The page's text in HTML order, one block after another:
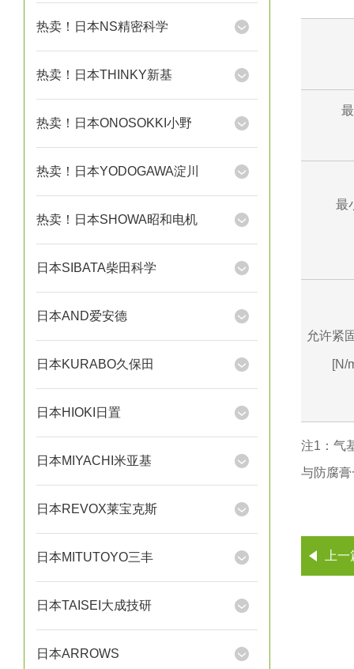
热卖！日本NS精密科学
热卖！日本THINKY新基
热卖！日本ONOSOKKI小野
热卖！日本YODOGAWA淀川
热卖！日本SHOWA昭和电机
日本SIBATA柴田科学
日本AND爱安德
日本KURABO久保田
日本HIOKI日置
日本MIYACHI米亚基
日本REVOX莱宝克斯
日本MITUTOYO三丰
日本TAISEI大成技研
日本ARROWS
最
允许紧
[N/
注1：气
与防腐
上